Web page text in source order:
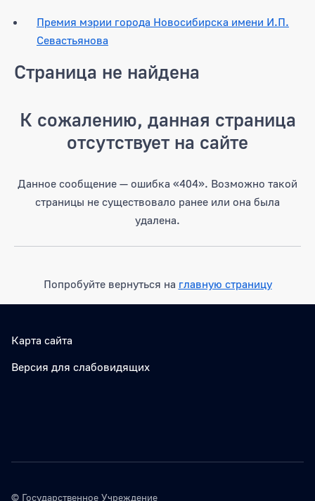
Премия мэрии города Новосибирска имени И.П.
Севастьянова
Страница не найдена
К сожалению, данная страница
отсутствует на сайте
Данное сообщение — ошибка «404». Возможно такой
страницы не существовало ранее или она была
удалена.
Попробуйте вернуться на главную страницу
Карта сайта
Версия для слабовидящих
© Государственное Учреждение